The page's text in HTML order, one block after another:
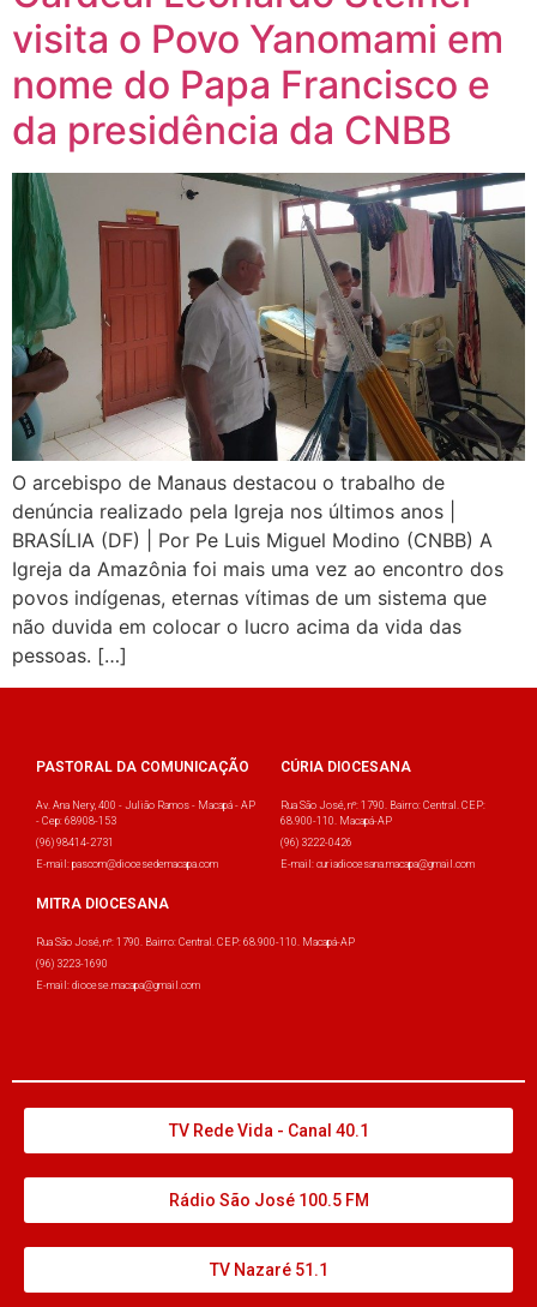
visita o Povo Yanomami em
nome do Papa Francisco e
da presidência da CNBB
O arcebispo de Manaus destacou o trabalho de
denúncia realizado pela Igreja nos últimos anos |
BRASÍLIA (DF) | Por Pe Luis Miguel Modino (CNBB) A
Igreja da Amazônia foi mais uma vez ao encontro dos
povos indígenas, eternas vítimas de um sistema que
não duvida em colocar o lucro acima da vida das
pessoas. […]
PASTORAL DA COMUNICAÇÃO
Av. Ana Nery, 400 - Julião Ramos - Macapá - AP
- Cep: 68908-153
(96) 98414-2731
E-mail: pascom@diocesedemacapa.com
CÚRIA DIOCESANA
Rua São José, nº: 1790. Bairro: Central. CEP:
68.900-110. Macapá-AP
(96) 3222-0426
E-mail: curiadiocesana.macapa@gmail.com
MITRA DIOCESANA
Rua São José, nº: 1790. Bairro: Central. CEP: 68.900-110. Macapá-AP
(96) 3223-1690
E-mail: diocese.macapa@gmail.com
TV Rede Vida - Canal 40.1
Rádio São José 100.5 FM
TV Nazaré 51.1